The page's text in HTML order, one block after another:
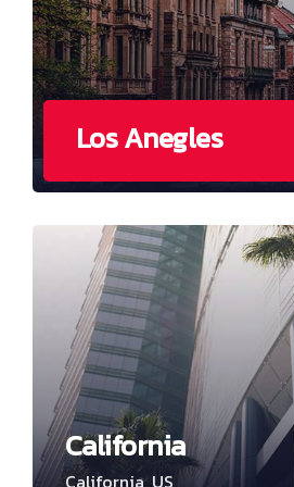
Los Anegles
California
California, US